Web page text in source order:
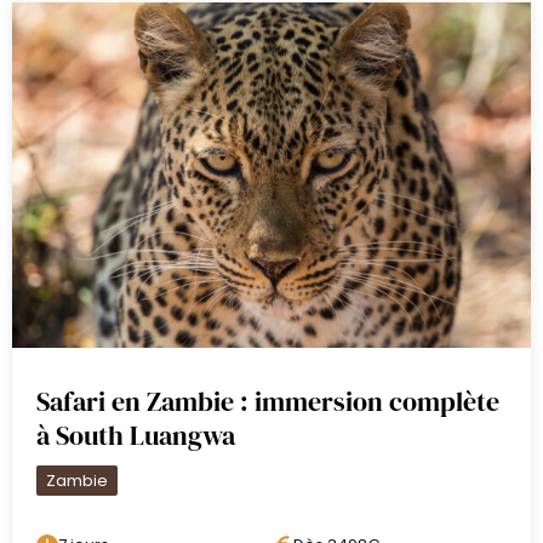
offre seulement quelques tentes
élégantes avec salle de bain
privative, pour une expérience
authentique au plus près de la
nature.
Jours 7 et 8 : Safaris à Luambe
Deux journées au cœur d’un parc
Au cœur de la vallée de la Luangwa, Luambe
offre une expérience rare, loin des
itinéraires classiques. Ici, la nature s’exprime
avec simplicité et authenticité, entre rives
sauvages, forêts de mopanes et plaines
Safari en Zambie : immersion complète
à South Luangwa
Zambie